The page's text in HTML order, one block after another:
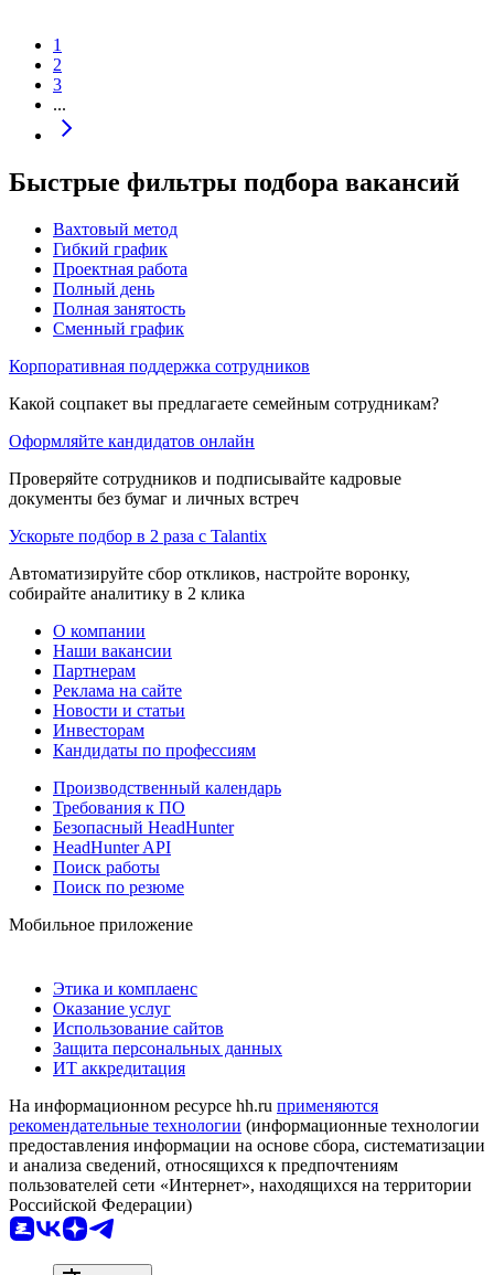
1
2
3
...
Быстрые фильтры подбора вакансий
Вахтовый метод
Гибкий график
Проектная работа
Полный день
Полная занятость
Сменный график
Корпоративная поддержка сотрудников
Какой соцпакет вы предлагаете семейным сотрудникам?
Оформляйте кандидатов онлайн
Проверяйте сотрудников и подписывайте кадровые
документы без бумаг и личных встреч
Ускорьте подбор в 2 раза с Talantix
Автоматизируйте сбор откликов, настройте воронку,
собирайте аналитику в 2 клика
О компании
Наши вакансии
Партнерам
Реклама на сайте
Новости и статьи
Инвесторам
Кандидаты по профессиям
Производственный календарь
Требования к ПО
Безопасный HeadHunter
HeadHunter API
Поиск работы
Поиск по резюме
Мобильное приложение
Этика и комплаенс
Оказание услуг
Использование сайтов
Защита персональных данных
ИТ аккредитация
На информационном ресурсе hh.ru применяются
рекомендательные технологии (информационные технологии
предоставления информации на основе сбора, систематизации
и анализа сведений, относящихся к предпочтениям
пользователей сети «Интернет», находящихся на территории
Российской Федерации)